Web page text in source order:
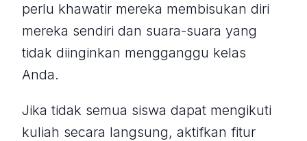
perlu khawatir mereka membisukan diri
mereka sendiri dan suara-suara yang
tidak diinginkan mengganggu kelas
Anda.
Jika tidak semua siswa dapat mengikuti
kuliah secara langsung, aktifkan fitur